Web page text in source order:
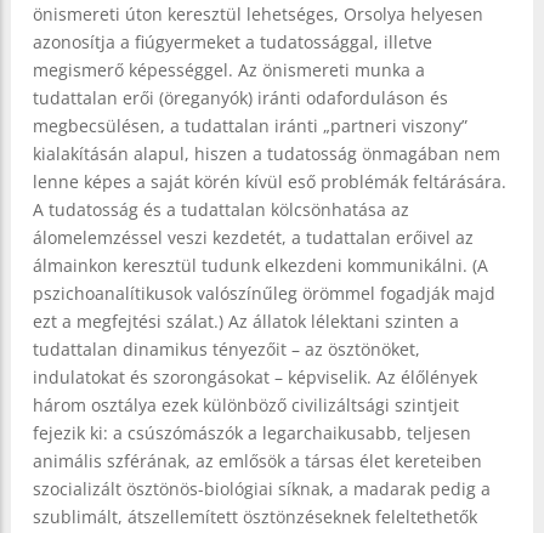
önismereti úton keresztül lehetséges, Orsolya helyesen
azonosítja a fiúgyermeket a tudatossággal, illetve
megismerő képességgel. Az önismereti munka a
tudattalan erői (öreganyók) iránti odaforduláson és
megbecsülésen, a tudattalan iránti „partneri viszony”
kialakításán alapul, hiszen a tudatosság önmagában nem
lenne képes a saját körén kívül eső problémák feltárására.
A tudatosság és a tudattalan kölcsönhatása az
álomelemzéssel veszi kezdetét, a tudattalan erőivel az
álmainkon keresztül tudunk elkezdeni kommunikálni. (A
pszichoanalítikusok valószínűleg örömmel fogadják majd
ezt a megfejtési szálat.) Az állatok lélektani szinten a
tudattalan dinamikus tényezőit – az ösztönöket,
indulatokat és szorongásokat – képviselik. Az élőlények
három osztálya ezek különböző civilizáltsági szintjeit
fejezik ki: a csúszómászók a legarchaikusabb, teljesen
animális szférának, az emlősök a társas élet kereteiben
szocializált ösztönös-biológiai síknak, a madarak pedig a
szublimált, átszellemített ösztönzéseknek feleltethetők